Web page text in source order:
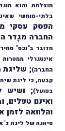
בלתי-מוחשי
הפסק עסקי
החברה מגֶדר
מדובר ב"נכס"
אינטגרלי
החברה); שליגת
קבעה, כי ליגת
בפועל); ושיש
ואינם טפלים,
והלוואה לזמן
סיוּוגה של ליגת